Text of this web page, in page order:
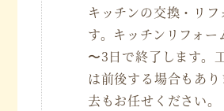
キッチンの交換・リ
す。キッチンリフォ
〜3日で終了します。
は前後する場合もあ
去もお任せください。